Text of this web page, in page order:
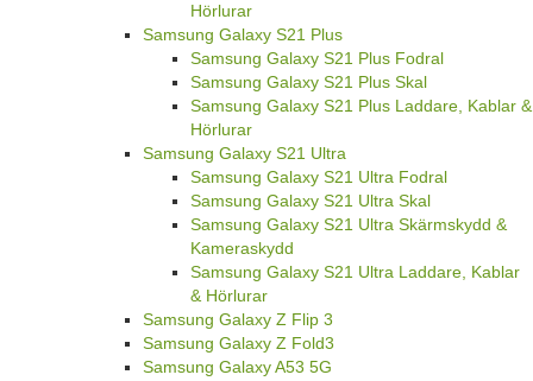
Hörlurar
Samsung Galaxy S21 Plus
Samsung Galaxy S21 Plus Fodral
Samsung Galaxy S21 Plus Skal
Samsung Galaxy S21 Plus Laddare, Kablar &
Hörlurar
Samsung Galaxy S21 Ultra
Samsung Galaxy S21 Ultra Fodral
Samsung Galaxy S21 Ultra Skal
Samsung Galaxy S21 Ultra Skärmskydd &
Kameraskydd
Samsung Galaxy S21 Ultra Laddare, Kablar
& Hörlurar
Samsung Galaxy Z Flip 3
Samsung Galaxy Z Fold3
Samsung Galaxy A53 5G